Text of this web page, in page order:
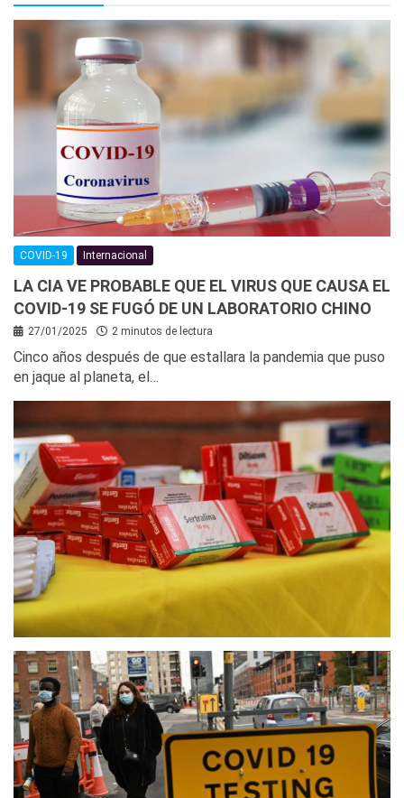
COVID-19 Internacional
LA CIA VE PROBABLE QUE EL VIRUS QUE CAUSA EL
COVID-19 SE FUGÓ DE UN LABORATORIO CHINO
27/01/2025 2 minutos de lectura
Cinco años después de que estallara la pandemia que puso
en jaque al planeta, el…